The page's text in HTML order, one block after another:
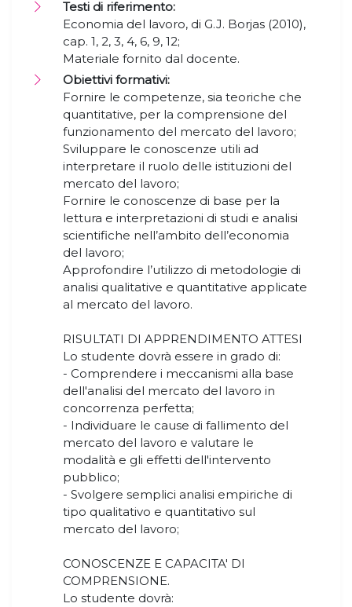
Testi di riferimento:
Economia del lavoro, di G.J. Borjas (2010),
cap. 1, 2, 3, 4, 6, 9, 12;
Materiale fornito dal docente.
Obiettivi formativi:
Fornire le competenze, sia teoriche che
quantitative, per la comprensione del
funzionamento del mercato del lavoro;
Sviluppare le conoscenze utili ad
interpretare il ruolo delle istituzioni del
mercato del lavoro;
Fornire le conoscenze di base per la
lettura e interpretazioni di studi e analisi
scientifiche nell’ambito dell’economia
del lavoro;
Approfondire l’utilizzo di metodologie di
analisi qualitative e quantitative applicate
al mercato del lavoro.
RISULTATI DI APPRENDIMENTO ATTESI
Lo studente dovrà essere in grado di:
- Comprendere i meccanismi alla base
dell'analisi del mercato del lavoro in
concorrenza perfetta;
- Individuare le cause di fallimento del
mercato del lavoro e valutare le
modalità e gli effetti dell'intervento
pubblico;
- Svolgere semplici analisi empiriche di
tipo qualitativo e quantitativo sul
mercato del lavoro;
CONOSCENZE E CAPACITA' DI
COMPRENSIONE.
Lo studente dovrà: